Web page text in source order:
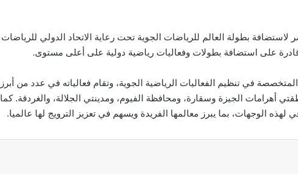
بطولة العالم للرياضات الجوية تحت رعاية الاتحاد الدولي للرياضات
قادرة على استضافة بطولات وفعاليات رياضية دولية على أعلى مستوى.
في تنظيم الفعاليات الرياضية الجوية، وتقام فعالياته في عدد من أبرز
أهرامات الجيزة وسقارة، ومحافظة الفيوم، ومدينتي الجلالة، والغردقة. كما
الوجهات، بما يبرز معالمها الفريدة ويسهم في تعزيز الترويج لها عالميا.